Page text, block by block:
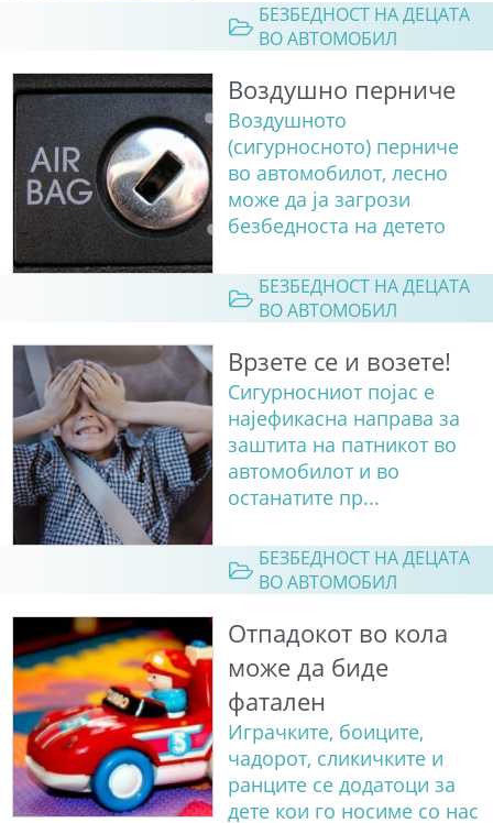
БЕЗБЕДНОСТ НА ДЕЦАТА
ВО АВТОМОБИЛ
Воздушно перниче
Воздушното
(сигурносното) перниче
во автомобилот, лесно
може да ја загрози
безбедноста на детето
БЕЗБЕДНОСТ НА ДЕЦАТА
ВО АВТОМОБИЛ
Врзете се и возете!
Сигурносниот појас е
најефикасна направа за
заштита на патникот во
автомобилот и во
останатите пр...
БЕЗБЕДНОСТ НА ДЕЦАТА
ВО АВТОМОБИЛ
Отпадокот во кола
може да биде
фатален
Играчките, боиците,
чадорот, сликичките и
ранците се додатоци за
дете кои го носиме со нас